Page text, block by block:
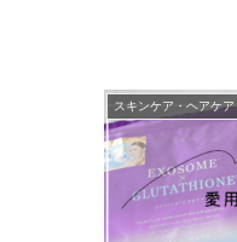
スキンケア・ヘアケア